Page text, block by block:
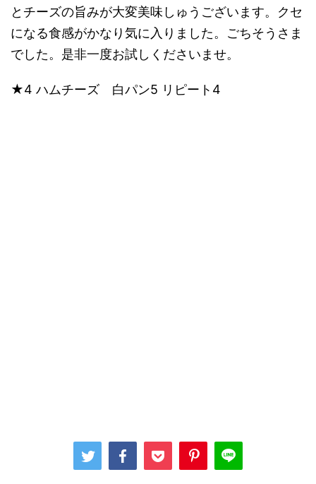
とチーズの旨みが大変美味しゅうございます。クセ
になる食感がかなり気に入りました。ごちそうさま
でした。是非一度お試しくださいませ。
★4 ハムチーズ 白パン5 リピート4